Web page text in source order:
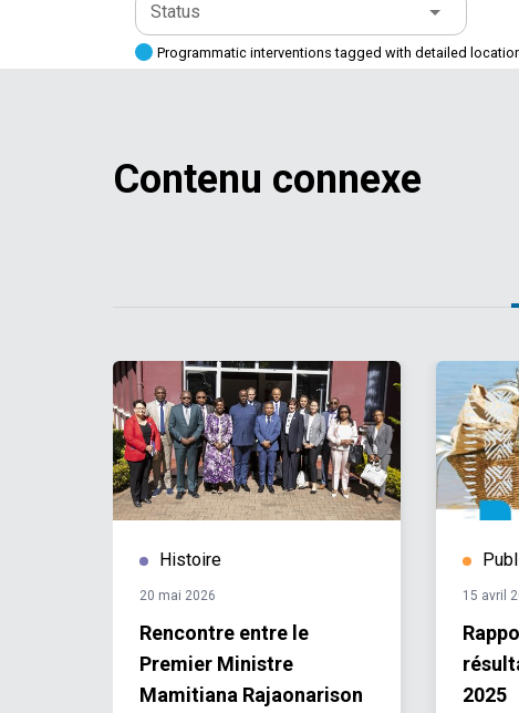
Status
Programmatic interventions tagged with detailed
Contenu connexe
Histoire
20 mai 2026
Rencontre entre le
Premier Ministre
Mamitiana Rajaonarison
15 avril
2025